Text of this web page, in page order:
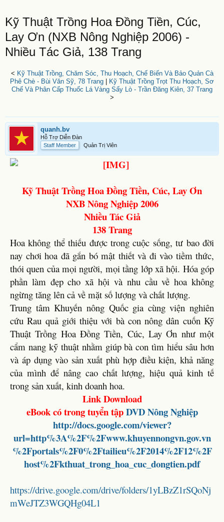
Kỹ Thuật Trồng Hoa Đồng Tiền, Cúc,
Lay Ơn (NXB Nông Nghiệp 2006) -
Nhiều Tác Giả, 138 Trang
< Kỹ Thuật Trồng, Chăm Sóc, Thu Hoạch, Chế Biến Và Bảo Quản Cà
Phê Chè - Bùi Văn Sỹ, 78 Trang
Kỹ Thuật Trồng Trọt Thu Hoạch, Sơ
Chế Và Phân Cấp Thuốc Lá Vàng Sấy Lò - Trần Đăng Kiên, 37 Trang
>
quanh.bv
Hỗ Trợ Diễn Đàn
Staff Member
Quản Trị Viên
Kỹ Thuật Trồng Hoa Đồng Tiền, Cúc, Lay Ơn
NXB Nông Nghiệp 2006
Nhiều Tác Giả
138 Trang
Hoa không thể thiếu được trong cuộc sống, tư bao đời
nay chơi hoa đã gắn bó mật thiết và đi vào tiềm thức,
thói quen của mọi người, mọi tầng lớp xã hội. Hóa góp
phần làm đẹp cho xã hội và nhu cầu về hoa không
ngừng tăng lên cả về mặt số lượng và chất lượng.
Trung tâm Khuyến nông Quốc gia cùng viện nghiên
cứu Rau quả giới thiệu với bà con nông dân cuốn Kỹ
Thuật Trồng Hoa Đồng Tiền, Cúc, Lay Ơn như một
cẩm nang kỹ thuật nhằm giúp bà con tìm hiểu sâu hơn
và áp dụng vào sản xuất phù hợp điều kiện, khả năng
của mình để nâng cao chất lượng, hiệu quả kinh tế
trong sản xuất, kinh doanh hoa.
Link Download
eBook có trong tuyển tậpDVDNông Nghiệp
http://docs.google.com/viewer?
url=http%3A%2F%2Fwww.khuyennongvn.gov.vn
%2Fportals%2F0%2Ftailieu%2F2014%2F12%2F
host%2Fkthuat_trong_hoa_cuc_dongtien.pdf
https://drive.google.com/drive/folders/1yLBzZ1rSQoNj
mWeJTZ3WGQHg04L1